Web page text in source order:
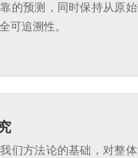
的预测，同时保持从原
可追溯性。
们方法论的基础，对整